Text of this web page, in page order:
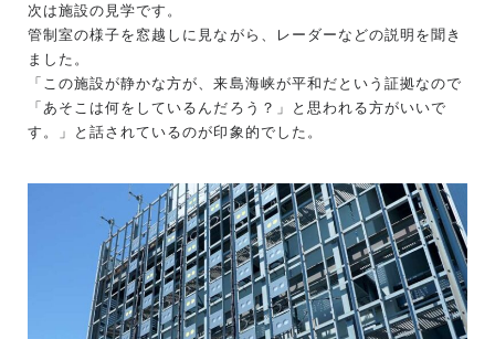
次は施設の見学です。
管制室の様子を窓越しに見ながら、レーダーなどの説明を聞き
ました。
「この施設が静かな方が、来島海峡が平和だという証拠なので
「あそこは何をしているんだろう？」と思われる方がいいで
す。」と話されているのが印象的でした。